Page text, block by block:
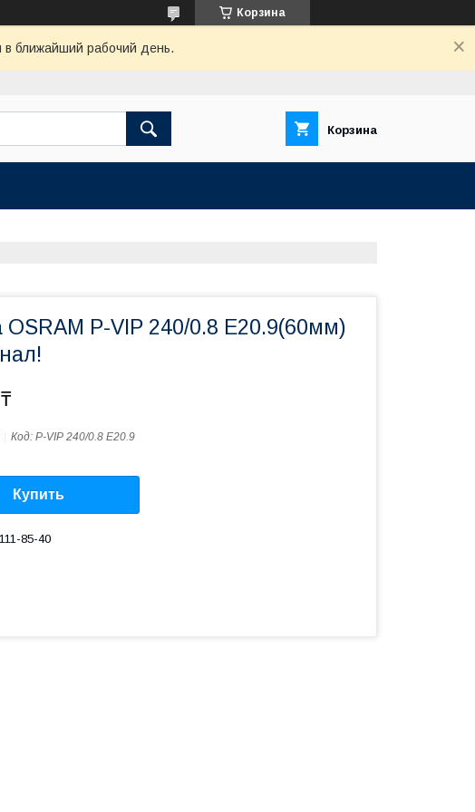
Корзина
в ближайший рабочий день.
Корзина
P-VIP 240/0.8 E20.9(60мм)
Код: P-VIP 240/0.8 E20.9
Купить
85-40